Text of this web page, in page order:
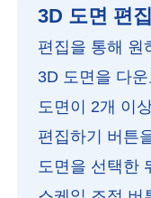
3D 도면 편집
편집을 통해 원
3D 도면을 다
도면이 2개 이
편집하기 버튼
도면을 선택한